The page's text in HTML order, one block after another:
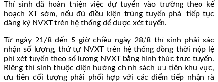
Thí sinh đã hoàn thiện việc dự tuyển vào trường theo kế
hoạch XT sớm, nếu đủ điều kiện trúng tuyển phải tiếp tục
đăng ký NVXT trên hệ thống để được xét tuyển.
Từ ngày 21/8 đến 5 giờ chiều ngày 28/8 thí sinh phải xác
nhận số lượng, thứ tự NVXT trên hệ thống đồng thời nộp lệ
phí xét tuyển theo số lượng NVXT bằng hình thức trực tuyến.
Riêng thí sinh thuộc diện hưởng chính sách ưu tiên khu vực,
ưu tiên đối tượng phải phối hợp với các điểm tiếp nhận rà